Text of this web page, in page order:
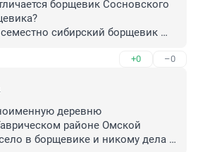
борщевик Сосновского
сибирский борщевик
Сосновского может тот,
не видел никогда, и тем
"лесу' под
в Тверской губернии...
Сосновского не встречал
+0 –0
деревню
районе Омской
в борщевике и никому дела